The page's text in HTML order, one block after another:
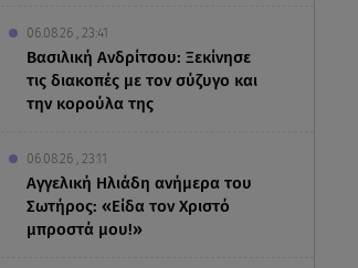
06.08.26 , 23:41
Βασιλική Ανδρίτσου: Ξεκίνησε
τις διακοπές με τον σύζυγο και
την κορούλα της
06.08.26 , 23:11
Αγγελική Ηλιάδη ανήμερα του
Σωτήρος: «Είδα τον Χριστό
μπροστά μου!»